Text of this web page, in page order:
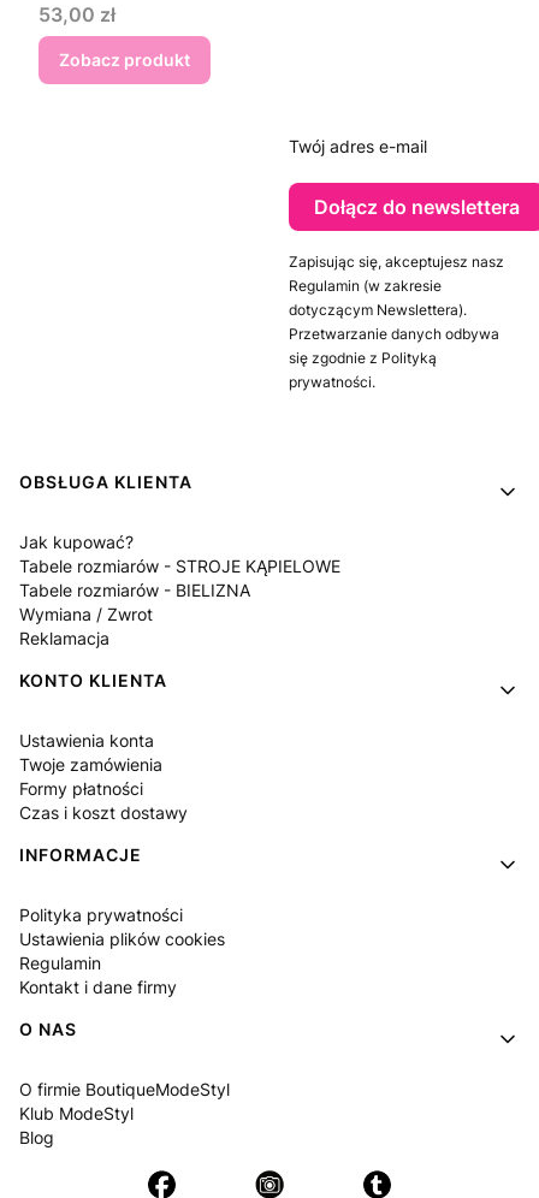
Cena
53,00 zł
Zobacz produkt
Twój adres e-mail
Dołącz do newslettera
Zapisując się, akceptujesz nasz
Regulamin (w zakresie
dotyczącym Newslettera).
Przetwarzanie danych odbywa
się zgodnie z Polityką
prywatności.
Linki w stopce
OBSŁUGA KLIENTA
Jak kupować?
Tabele rozmiarów - STROJE KĄPIELOWE
Tabele rozmiarów - BIELIZNA
Wymiana / Zwrot
Reklamacja
KONTO KLIENTA
Ustawienia konta
Twoje zamówienia
Formy płatności
Czas i koszt dostawy
INFORMACJE
Polityka prywatności
Ustawienia plików cookies
Regulamin
Kontakt i dane firmy
O NAS
O firmie BoutiqueModeStyl
Klub ModeStyl
Blog